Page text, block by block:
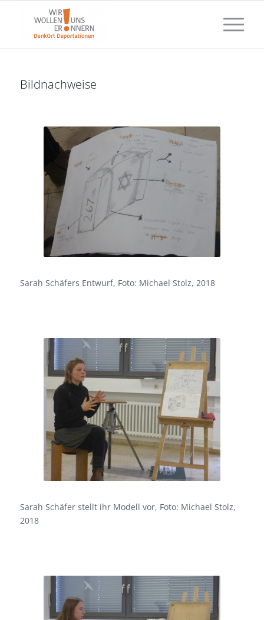
Bildnachweise
Sarah Schäfers Entwurf, Foto: Michael Stolz, 2018
Sarah Schäfer stellt ihr Modell vor, Foto: Michael Stolz,
2018